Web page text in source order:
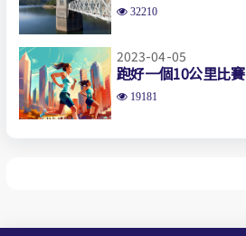
32210
2023-04-05
跑好一個10公里比賽
19181